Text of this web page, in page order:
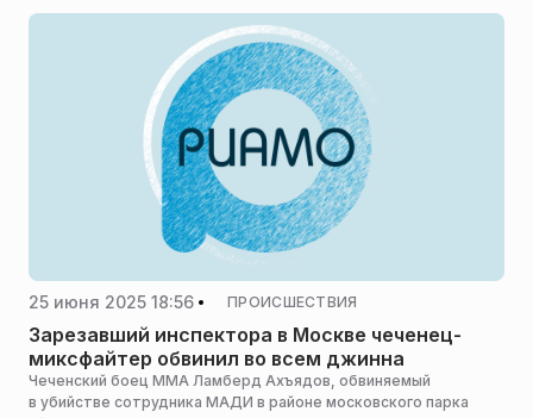
25 июня 2025 18:56 ПРОИСШЕСТВИЯ
Зарезавший инспектора в Москве чеченец-
миксфайтер обвинил во всем джинна
Чеченский боец ММА Ламберд Ахъядов, обвиняемый
в убийстве сотрудника МАДИ в районе московского парка